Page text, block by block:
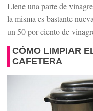
Llene una parte de
la misma es bastante
un 50 por ciento de
CÓMO LIMPIAR
CAFETERA